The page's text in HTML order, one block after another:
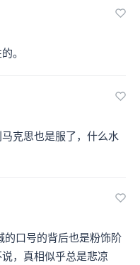
。
克思也是服了，什么水
的口号的背后也是粉饰阶
，真相似乎总是悲凉